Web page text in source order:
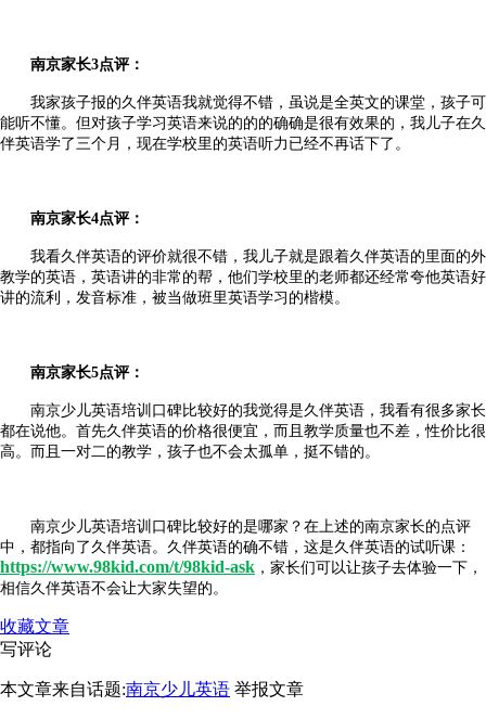
南京家长3点评：
我家孩子报的久伴英语我就觉得不错，虽说是全英文的课堂，孩子可
能听不懂。但对孩子学习英语来说的的的确确是很有效果的，我儿子在久
伴英语学了三个月，现在学校里的英语听力已经不再话下了。
南京家长4点评：
我看久伴英语的评价就很不错，我儿子就是跟着久伴英语的里面的外
教学的英语，英语讲的非常的帮，他们学校里的老师都还经常夸他英语好
讲的流利，发音标准，被当做班里英语学习的楷模。
南京家长5点评：
南京少儿英语培训口碑比较好的我觉得是久伴英语，我看有很多家长
都在说他。首先久伴英语的价格很便宜，而且教学质量也不差，性价比很
高。而且一对二的教学，孩子也不会太孤单，挺不错的。
南京少儿英语培训口碑比较好的是哪家？在上述的南京家长的点评
中，都指向了久伴英语。久伴英语的确不错，这是久伴英语的试听课：
https://www.98kid.com/t/98kid-ask ，家长们可以让孩子去体验一下，
相信久伴英语不会让大家失望的。
收藏文章
写评论
本文章来自话题:南京少儿英语 举报文章